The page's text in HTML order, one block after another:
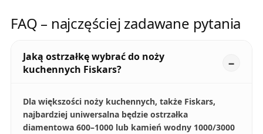
FAQ – najczęściej zadawane pytania
Jaką ostrzałkę wybrać do noży
kuchennych Fiskars?
Dla większości noży kuchennych, także Fiskars,
najbardziej uniwersalna będzie ostrzałka
diamentowa 600–1000 lub kamień wodny 1000/3000